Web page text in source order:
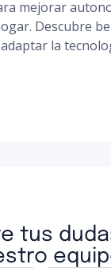
mejorar
Descubre
la
tus